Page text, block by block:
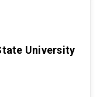
University